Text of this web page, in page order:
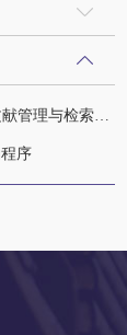
NoteExpress参考文献管理与检索系统
序